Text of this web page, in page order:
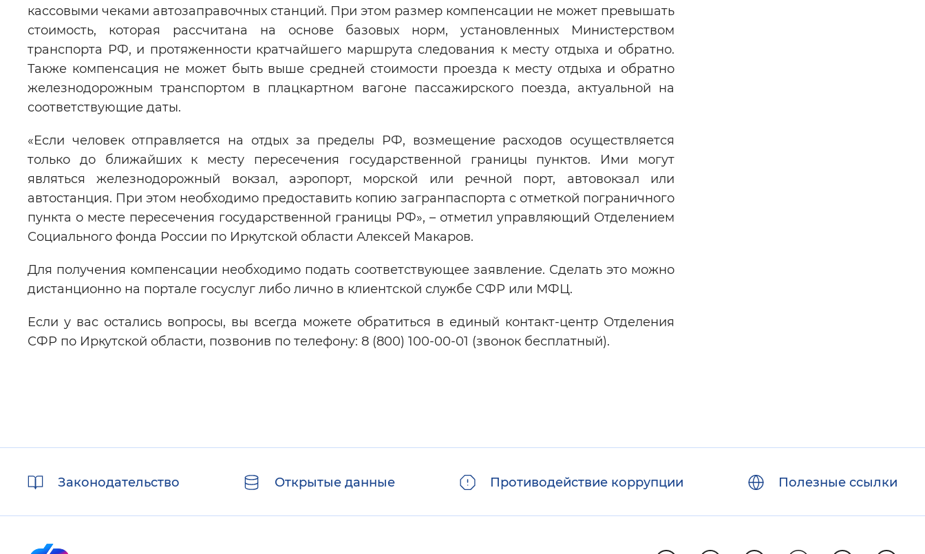
кассовыми чеками автозаправочных станций. При этом размер компенсации не может превышать
стоимость, которая рассчитана на основе базовых норм, установленных Министерством
транспорта РФ, и протяженности кратчайшего маршрута следования к месту отдыха и обратно.
Также компенсация не может быть выше средней стоимости проезда к месту отдыха и обратно
железнодорожным транспортом в плацкартном вагоне пассажирского поезда, актуальной на
соответствующие даты.
«Если человек отправляется на отдых за пределы РФ, возмещение расходов осуществляется
только до ближайших к месту пересечения государственной границы пунктов. Ими могут
являться железнодорожный вокзал, аэропорт, морской или речной порт, автовокзал или
автостанция. При этом необходимо предоставить копию загранпаспорта с отметкой пограничного
пункта о месте пересечения государственной границы РФ», – отметил управляющий Отделением
Социального фонда России по Иркутской области Алексей Макаров.
Для получения компенсации необходимо подать соответствующее заявление. Сделать это можно
дистанционно на портале госуслуг либо лично в клиентской службе СФР или МФЦ.
Если у вас остались вопросы, вы всегда можете обратиться в единый контакт-центр Отделения
СФР по Иркутской области, позвонив по телефону: 8 (800) 100-00-01 (звонок бесплатный).
ссылкиЗаконодательство Открытые данные Противодействие коррупции Полезные ссылки